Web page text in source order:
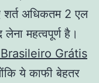
अधिकतम 2 एल
महत्वपूर्ण है।
Grátis
ये काफी बेहतर